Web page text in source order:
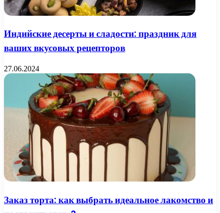
Индийские десерты и сладости: праздник для
ваших вкусовых рецепторов
27.06.2024
Заказ торта: как выбрать идеальное лакомство и